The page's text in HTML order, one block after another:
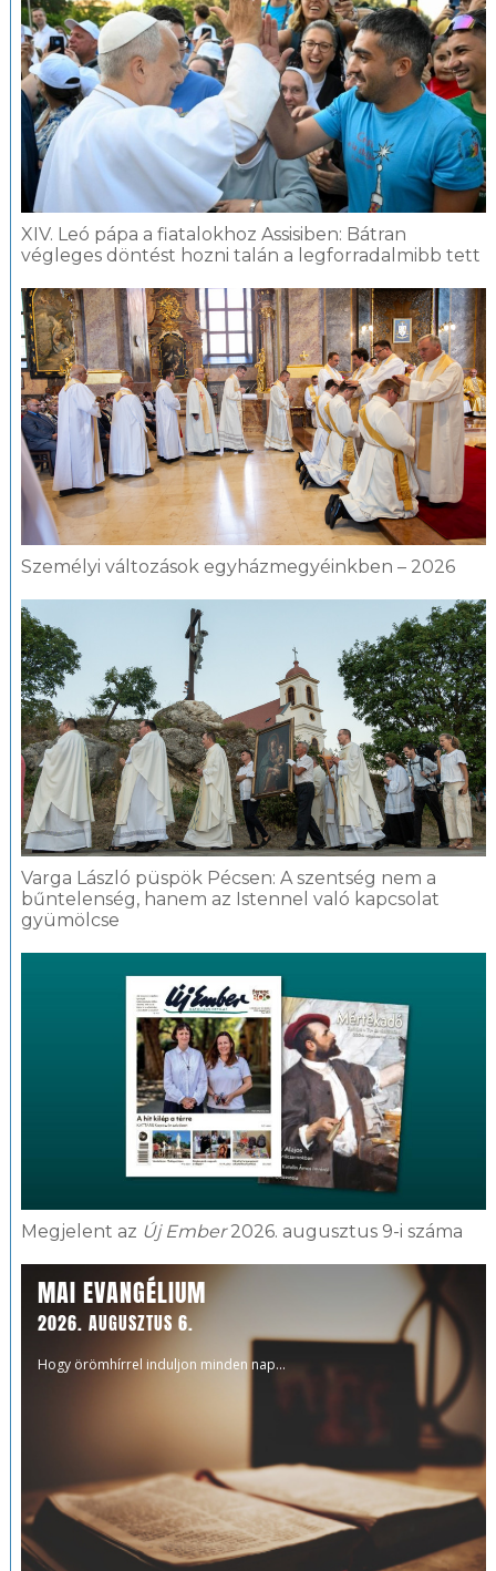
XIV. Leó pápa a fiatalokhoz Assisiben: Bátran
végleges döntést hozni talán a legforradalmibb tett
Személyi változások egyházmegyéinkben – 2026
Varga László püspök Pécsen: A szentség nem a
bűntelenség, hanem az Istennel való kapcsolat
gyümölcse
Megjelent az Új Ember2026. augusztus 9-i száma
MAI EVANGÉLIUM
2026. AUGUSZTUS 6.
Hogy örömhírrel induljon minden nap...